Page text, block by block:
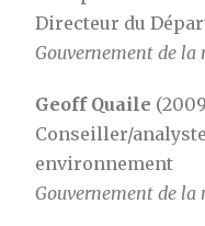
Directeur du
Gouvernement de la
Geoff Quaile
Conseiller/
environnement
Gouvernement de la